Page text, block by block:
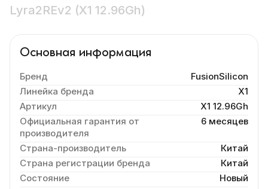
Lyra2REv2 (X1 12.96Gh)
Основная информация
Бренд
FusionSilicon
Линейка бренда
X1
Артикул
X1 12.96Gh
Официальная гарантия от
производителя
6 месяцев
Страна-производитель
Китай
Страна регистрации бренда
Китай
Состояние
Новый